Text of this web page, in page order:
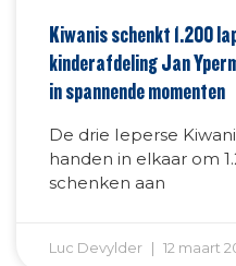
Kiwanis schenkt 1.200
kinderafdeling Jan
in spannende momenten
De drie Ieperse
handen in elkaar om
schenken aan
Luc Devylder 12 maart